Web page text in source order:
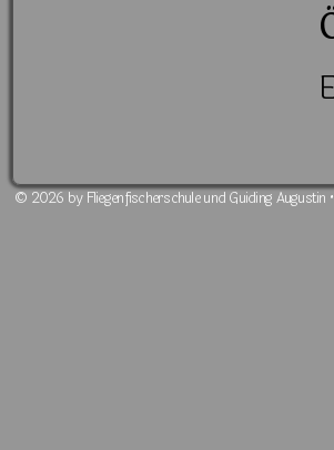
© 2026 by Fliegenfischerschule und Guiding Augustin